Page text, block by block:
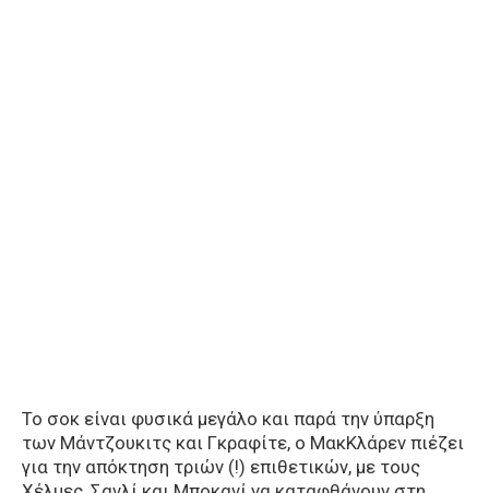
Το σοκ είναι φυσικά μεγάλο και παρά την ύπαρξη
των Μάντζουκιτς και Γκραφίτε, ο ΜακΚλάρεν πιέζει
για την απόκτηση τριών (!) επιθετικών, με τους